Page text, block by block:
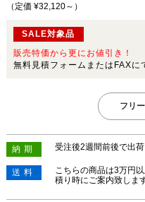
（定価 ¥32,120～ ）
SALE対象品
販売特価から更にお値引き！
無料見積フォームまたはFAXに
フリ
納期 受注後2週間前後で出荷
送料
こちらの商品は3万円
積り時にご案内致します